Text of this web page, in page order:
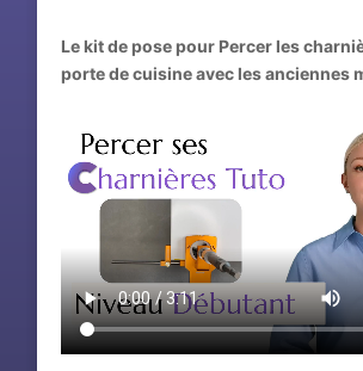
Le kit de pose pour Percer les
porte de cuisine avec les anciennes